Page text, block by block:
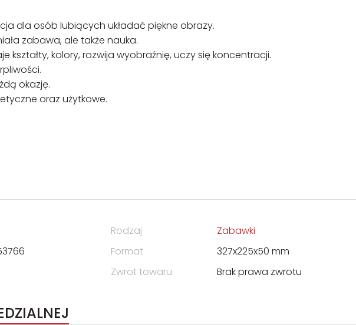
dla osób lubiących układać piękne obrazy.
zabawa, ale także nauka.
kształty, kolory, rozwija wyobraźnię, uczy się koncentracji.
okazję.
oraz użytkowe.
Rodzaj
Zabawki
Format
327x225x50 mm
Zwrot towaru
Brak prawa zwrotu